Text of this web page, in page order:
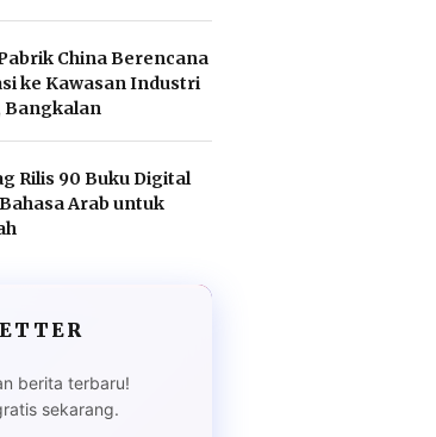
China Berencana
ke Kawasan Industri
Bangkalan
Rilis 90 Buku Digital
Arab untuk
berita terbaru!
sekarang.